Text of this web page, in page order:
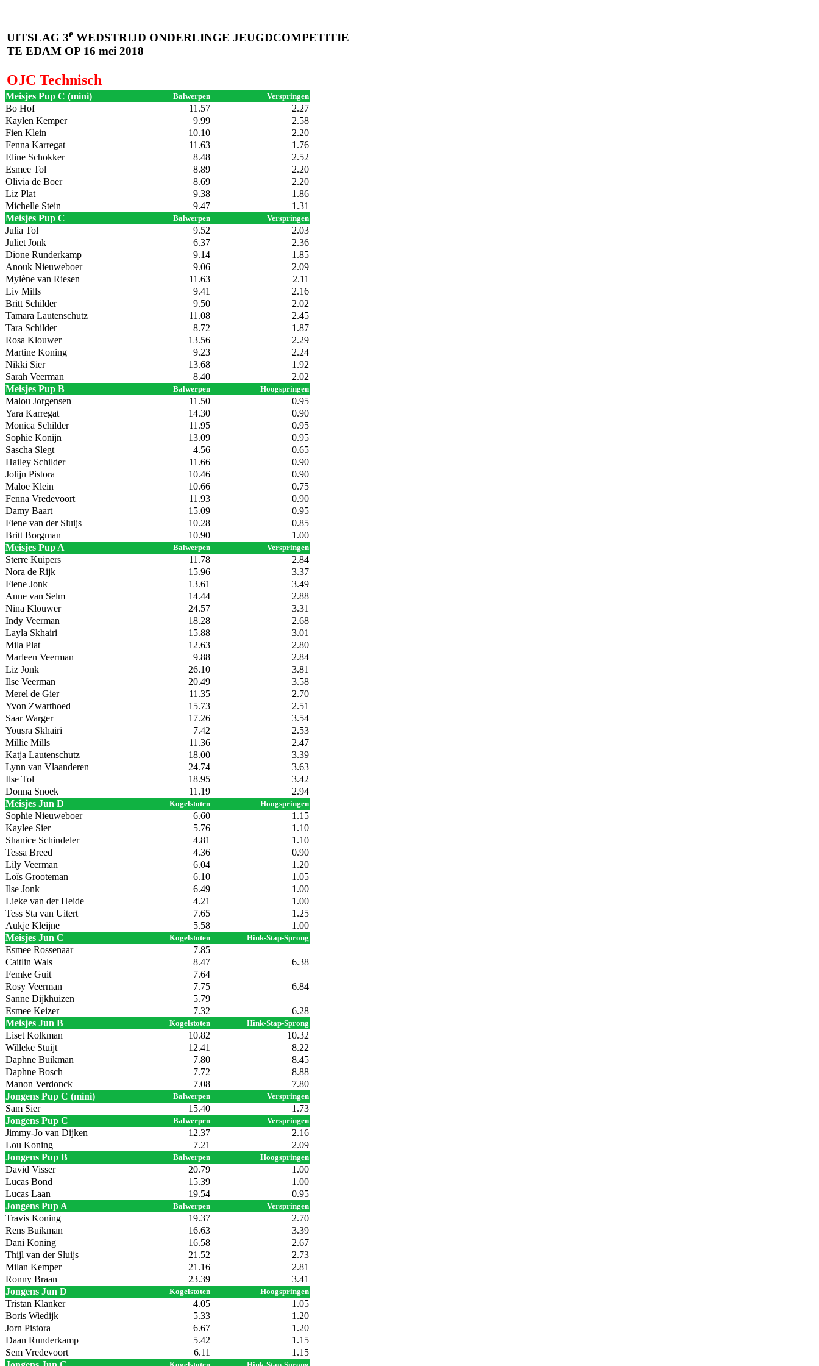
UITSLAG 3e WEDSTRIJD ONDERLINGE JEUGDCOMPETITIE
TE EDAM OP 16 mei 2018
OJC Technisch
Meisjes Pup C (mini) Balwerpen Verspringen
Bo Hof 11.57
2.27
Kaylen Kemper
9.99
2.58
Fien Klein
10.10
2.20
Fenna Karregat
11.63
1.76
Eline Schokker
8.48
2.52
Esmee Tol
8.89
2.20
Olivia de Boer
8.69
2.20
Liz Plat
9.38
1.86
Michelle Stein
9.47
1.31
Meisjes Pup C
Balwerpen Verspringen
Julia Tol 9.52
2.03
Juliet Jonk
6.37
2.36
Dione Runderkamp
9.14
1.85
Anouk Nieuweboer
9.06
2.09
Mylène van Riesen
11.63
2.11
Liv Mills
9.41
2.16
Britt Schilder
9.50
2.02
Tamara Lautenschutz
11.08
2.45
Tara Schilder
8.72
1.87
Rosa Klouwer
13.56
2.29
Martine Koning
9.23
2.24
Nikki Sier
13.68
1.92
Sarah Veerman
8.40
2.02
Meisjes Pup B
Balwerpen Hoogspringen
Malou Jorgensen 11.50
0.95
Yara Karregat
14.30
0.90
Monica Schilder
11.95
0.95
Sophie Konijn
13.09
0.95
Sascha Slegt
4.56
0.65
Hailey Schilder
11.66
0.90
Jolijn Pistora
10.46
0.90
Maloe Klein
10.66
0.75
Fenna Vredevoort
11.93
0.90
Damy Baart
15.09
0.95
Fiene van der Sluijs
10.28
0.85
Britt Borgman
10.90
1.00
Meisjes Pup A
Balwerpen Verspringen
Sterre Kuipers 11.78
2.84
Nora de Rijk
15.96
3.37
Fiene Jonk
13.61
3.49
Anne van Selm
14.44
2.88
Nina Klouwer
24.57
3.31
Indy Veerman
18.28
2.68
Layla Skhairi
15.88
3.01
Mila Plat
12.63
2.80
Marleen Veerman
9.88
2.84
Liz Jonk
26.10
3.81
Ilse Veerman
20.49
3.58
Merel de Gier
11.35
2.70
Yvon Zwarthoed
15.73
2.51
Saar Warger
17.26
3.54
Yousra Skhairi
7.42
2.53
Millie Mills
11.36
2.47
Katja Lautenschutz
18.00
3.39
Lynn van Vlaanderen
24.74
3.63
Ilse Tol
18.95
3.42
Donna Snoek
11.19
2.94
Meisjes Jun D
Kogelstoten Hoogspringen
Sophie Nieuweboer 6.60
1.15
Kaylee Sier
5.76
1.10
Shanice Schindeler
4.81
1.10
Tessa Breed
4.36
0.90
Lily Veerman
6.04
1.20
Loïs Grooteman
6.10
1.05
Ilse Jonk
6.49
1.00
Lieke van der Heide
4.21
1.00
Tess Sta van Uitert
7.65
1.25
Aukje Kleijne
5.58
1.00
Meisjes Jun C
Kogelstoten Hink-Stap-Sprong
Esmee Rossenaar
7.85
Caitlin Wals
8.47
6.38
Femke Guit
7.64
Rosy Veerman
7.75
6.84
Sanne Dijkhuizen
5.79
Esmee Keizer
7.32
6.28
Meisjes Jun B
Kogelstoten Hink-Stap-Sprong
Liset Kolkman 10.82
10.32
Willeke Stuijt
12.41
8.22
Daphne Buikman
7.80
8.45
Daphne Bosch
7.72
8.88
Manon Verdonck
7.08
7.80
Jongens Pup C (mini)
Balwerpen Verspringen
Sam Sier 15.40
1.73
Jongens Pup C
Balwerpen Verspringen
Jimmy-Jo van Dijken 12.37
2.16
Lou Koning
7.21
2.09
Jongens Pup B
Balwerpen Hoogspringen
David Visser 20.79
1.00
Lucas Bond
15.39
1.00
Lucas Laan
19.54
0.95
Jongens Pup A
Balwerpen Verspringen
Travis Koning 19.37
2.70
Rens Buikman
16.63
3.39
Dani Koning
16.58
2.67
Thijl van der Sluijs
21.52
2.73
Milan Kemper
21.16
2.81
Ronny Braan
23.39
3.41
Jongens Jun D
Kogelstoten Hoogspringen
Tristan Klanker 4.05
1.05
Boris Wiedijk
5.33
1.20
Jorn Pistora
6.67
1.20
Daan Runderkamp
5.42
1.15
Sem Vredevoort
6.11
1.15